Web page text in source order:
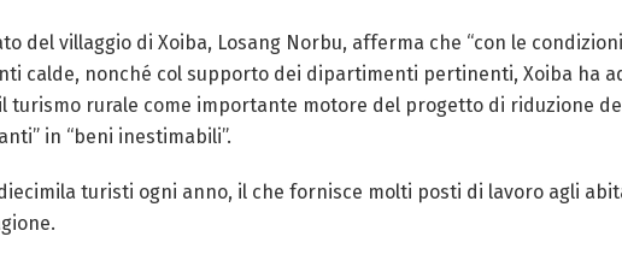
del villaggio di Xoiba, Losang Norbu, afferma che “con le
calde, nonché col supporto dei dipartimenti pertinenti, Xoiba ha
turismo rurale come importante motore del progetto di riduzione
in “beni inestimabili”.
turisti ogni anno, il che fornisce molti posti di lavoro agli